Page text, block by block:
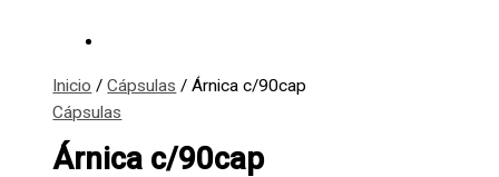
Inicio /Cápsulas / Árnica c/90cap
Cápsulas
Árnica c/90cap